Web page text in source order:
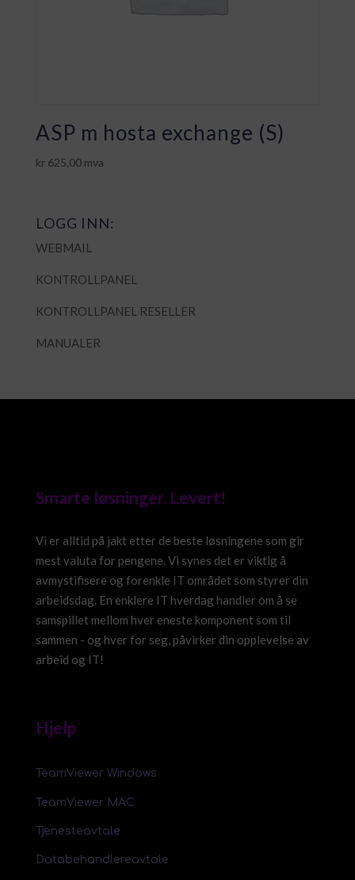
ASP m hosta exchange (S)
kr625,00 mva
LOGG INN:
WEBMAIL
KONTROLLPANEL
KONTROLLPANEL RESELLER
MANUALER
Smarte løsninger. Levert!
Vi er alltid på jakt etter de beste løsningene som gir
mest valuta for pengene. Vi synes det er viktig å
avmystifisere og forenkle IT området som styrer din
arbeidsdag. En enklere IT hverdag handler om å se
samspillet mellom hver eneste komponent som til
sammen - og hver for seg, påvirker din opplevelse av
arbeid og IT!
Hjelp
TeamViewer Windows
TeamViewer MAC
Tjenesteavtale
Databehandlereavtale